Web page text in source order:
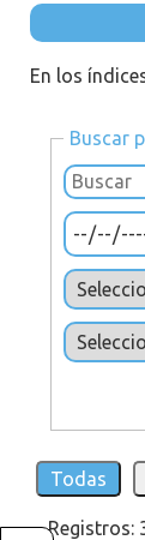
En los
Buscar
Todas
Registros: